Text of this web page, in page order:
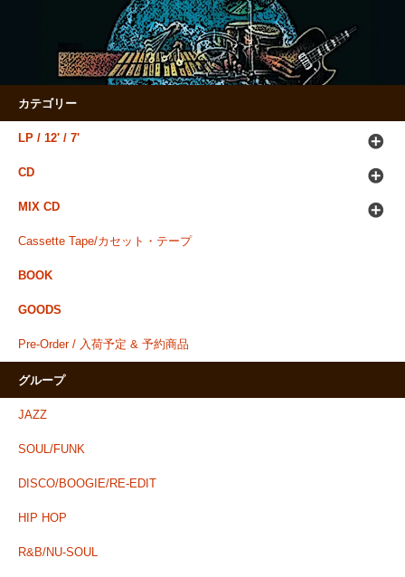
カテゴリー
LP / 12' / 7'
CD
MIX CD
Cassette Tape/カセット・テープ
BOOK
GOODS
Pre-Order / 入荷予定 & 予約商品
グループ
JAZZ
SOUL/FUNK
DISCO/BOOGIE/RE-EDIT
HIP HOP
R&B/NU-SOUL